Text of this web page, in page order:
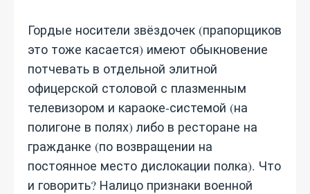
Гордые носители звёздочек (прапорщиков
это тоже касается) имеют обыкновение
потчевать в отдельной элитной
офицерской столовой с плазменным
телевизором и караоке-системой (на
полигоне в полях) либо в ресторане на
гражданке (по возвращении на
постоянное место дислокации полка). Что
и говорить? Налицо признаки военной